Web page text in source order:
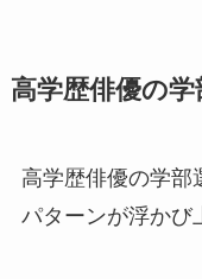
高学歴俳優の
高学歴俳優の学部
パターンが浮かび